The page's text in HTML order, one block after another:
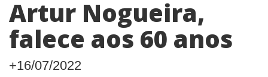
TELEFONES ÚTEIS
CONTATO
ANUNCIE
Artur Nogueira,
falece aos 60 anos
+16/07/2022